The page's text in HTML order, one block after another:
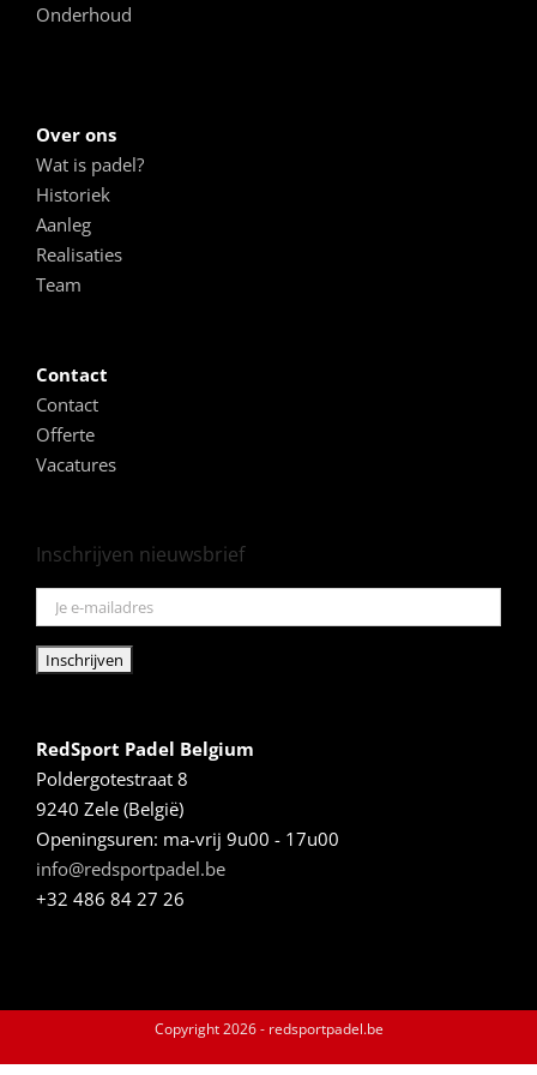
Onderhoud
Over ons
Wat is padel?
Historiek
Aanleg
Realisaties
Team
Contact
Contact
Offerte
Vacatures
Inschrijven nieuwsbrief
RedSport Padel Belgium
Poldergotestraat 8
9240 Zele (België)
Openingsuren: ma-vrij 9u00 - 17u00
info@redsportpadel.be
+32 486 84 27 26
Copyright2026 - redsportpadel.be